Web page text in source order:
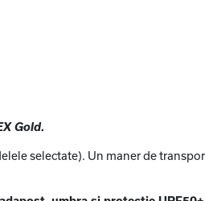
Gold.
selectate). Un maner de